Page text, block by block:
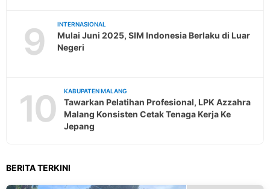
9 INTERNASIONAL
Mulai Juni 2025, SIM Indonesia Berlaku di Luar
Negeri
10 KABUPATEN MALANG
Tawarkan Pelatihan Profesional, LPK Azzahra
Malang Konsisten Cetak Tenaga Kerja Ke
Jepang
BERITA TERKINI